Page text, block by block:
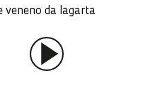
veneno da lagarta